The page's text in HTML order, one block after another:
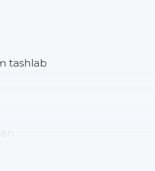
tashlab